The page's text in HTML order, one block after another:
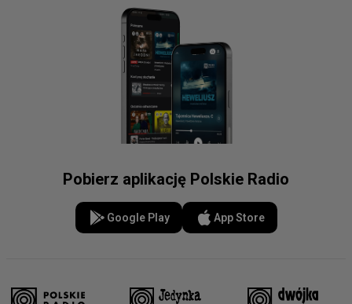
Pobierz aplikację Polskie Radio
Google Play App Store